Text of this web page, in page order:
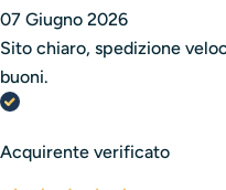
07 Giugno 2026
Sito chiaro, spedizione
buoni.
Acquirente verificato